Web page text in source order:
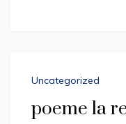
Uncategorized
poeme la